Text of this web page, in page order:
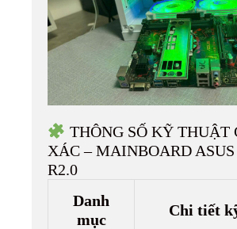
THÔNG SỐ KỸ THUẬT
XÁC – MAINBOARD
R2.0
Danh
mục
Chi tiết